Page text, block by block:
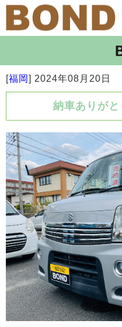
[福岡] 2024年08月20日
納車ありがと